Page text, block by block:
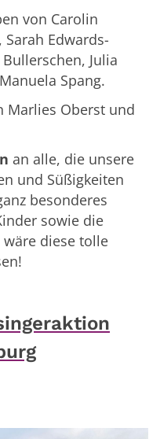
von Carolin
Edwards-
Julia
Spang.
Marlies Oberst und
an alle, die unsere
und Süßigkeiten
besonderes
sowie die
diese tolle